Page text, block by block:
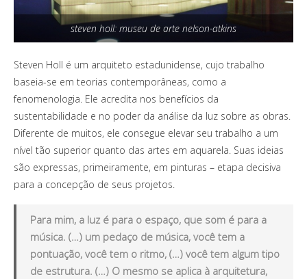
steven holl: museu de arte nelson-atkins
Steven Holl é um arquiteto estadunidense, cujo trabalho
baseia-se em teorias contemporâneas, como a
fenomenologia. Ele acredita nos benefícios da
sustentabilidade e no poder da análise da luz sobre as obras.
Diferente de muitos, ele consegue elevar seu trabalho a um
nível tão superior quanto das artes em aquarela. Suas ideias
são expressas, primeiramente, em pinturas – etapa decisiva
para a concepção de seus projetos.
Para mim, a luz é para o espaço, que som é para a
música. (…) um pedaço de música, você tem a
pontuação, você tem o ritmo, (…) você tem algum tipo
de estrutura. (…) O mesmo se aplica à arquitetura,